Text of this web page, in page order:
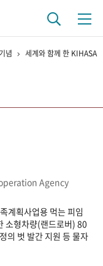
영상 기록물
념 세계와 함께 한 KIHASA
Agency
계획사업용 먹는 피임
소형차량(랜드로버) 80
의 벗 발간 지원 등 물자